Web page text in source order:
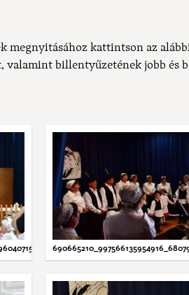
megnyitásához kattintson az
valamint billentyűzetének jobb és